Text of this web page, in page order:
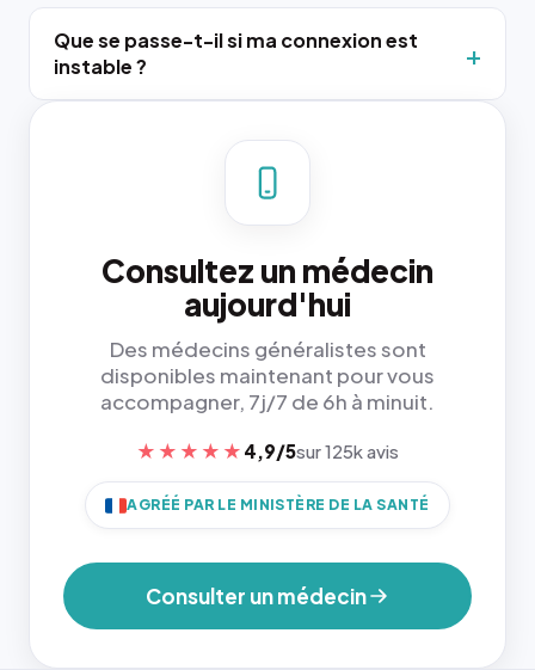
Que se passe-t-il si ma connexion est
instable ?
Consultez un médecin
aujourd'hui
Des médecins généralistes sont
disponibles maintenant pour vous
accompagner, 7j/7 de 6h à minuit.
★★★★★ 4,9/5sur 125k avis
AGRÉÉ PAR LE MINISTÈRE DE LA SANTÉ
Consulter un médecin